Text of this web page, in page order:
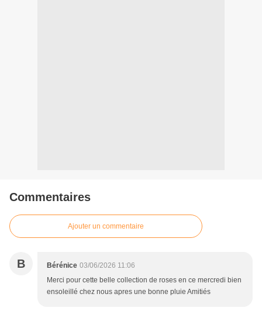
Commentaires
Ajouter un commentaire
B Bérénice 03/06/2026 11:06
Merci pour cette belle collection de roses en ce mercredi bien
ensoleillé chez nous apres une bonne pluie Amitiés